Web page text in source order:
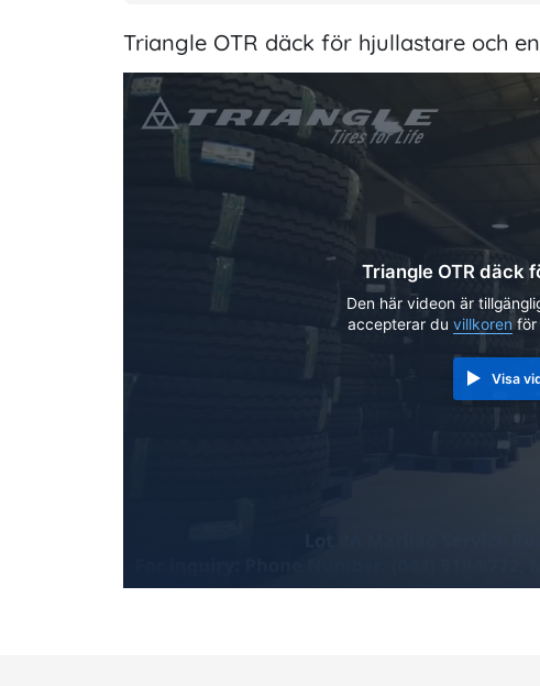
Triangle OTR däck för hjullastare och
Triangle OTR däck
Den här videon är
accepterar du villkoren för
Visa